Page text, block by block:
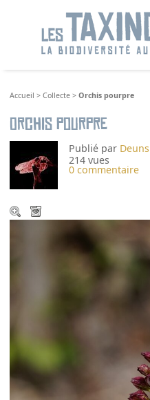
Accueil >Collecte >Orchis pourpre
Orchis pourpre
Publié par Deuns
214 vues
0 commentaire